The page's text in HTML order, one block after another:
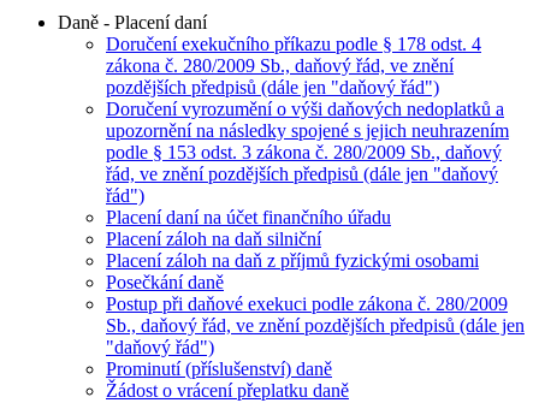
Daně - Placení daní
Doručení exekučního příkazu podle § 178 odst. 4
zákona č. 280/2009 Sb., daňový řád, ve znění
pozdějších předpisů (dále jen "daňový řád")
Doručení vyrozumění o výši daňových nedoplatků a
upozornění na následky spojené s jejich neuhrazením
podle § 153 odst. 3 zákona č. 280/2009 Sb., daňový
řád, ve znění pozdějších předpisů (dále jen "daňový
řád")
Placení daní na účet finančního úřadu
Placení záloh na daň silniční
Placení záloh na daň z příjmů fyzickými osobami
Posečkání daně
Postup při daňové exekuci podle zákona č. 280/2009
Sb., daňový řád, ve znění pozdějších předpisů (dále jen
"daňový řád")
Prominutí (příslušenství) daně
Žádost o vrácení přeplatku daně